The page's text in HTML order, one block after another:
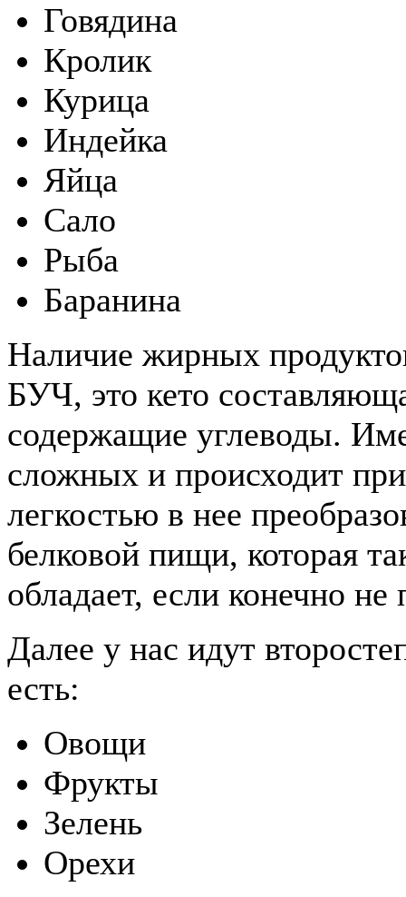
Говядина
Кролик
Курица
Индейка
Яйца
Сало
Рыба
Баранина
Наличие жирных
БУЧ, это кето
содержащие углеводы.
сложных и происходит
легкостью в нее
белковой пищи, которая
обладает, если конечно не
Далее у нас идут
есть:
Овощи
Фрукты
Зелень
Орехи